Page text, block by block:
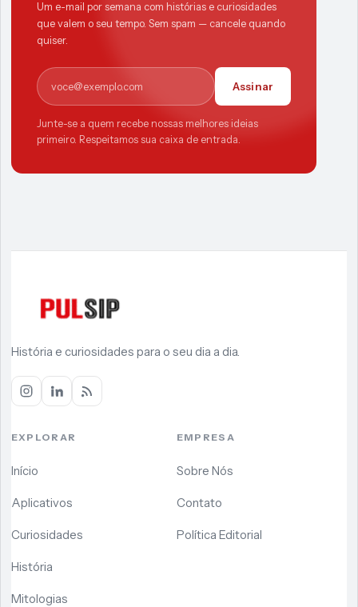
Um e-mail por semana com histórias e curiosidades
que valem o seu tempo. Sem spam — cancele quando
quiser.
E-mail
Assinar
Junte-se a quem recebe nossas melhores ideias
primeiro. Respeitamos sua caixa de entrada.
História e curiosidades para o seu dia a dia.
EXPLORAR
Início
Aplicativos
Curiosidades
História
Mitologias
EMPRESA
Sobre Nós
Contato
Política Editorial